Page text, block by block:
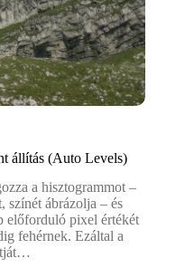
állítás (Auto Levels)
a hisztogrammot –
színét ábrázolja – és
előforduló pixel értékét
fehérnek. Ezáltal a